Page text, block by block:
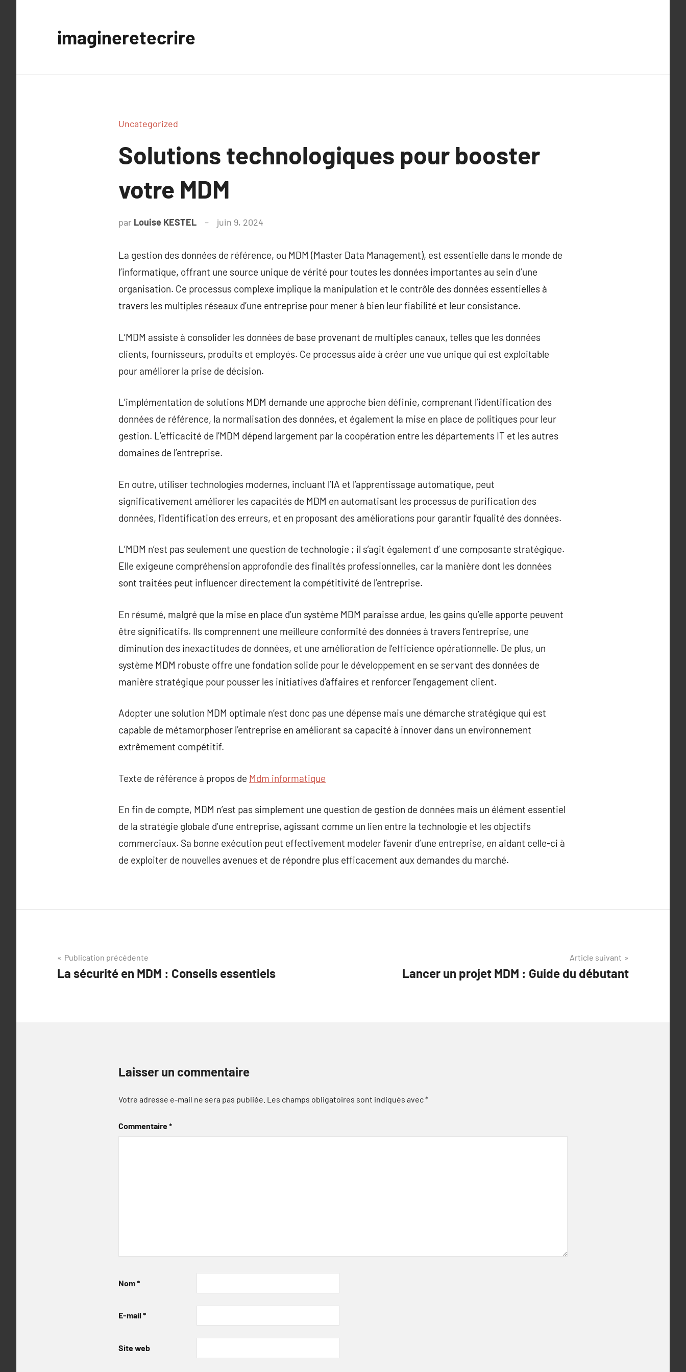
imagineretecrire
Uncategorized
Solutions technologiques pour booster
votre MDM
par Louise KESTEL juin 9, 2024
La gestion des données de référence, ou MDM (Master Data Management), est essentielle dans le monde de
l’informatique, offrant une source unique de vérité pour toutes les données importantes au sein d’une
organisation. Ce processus complexe implique la manipulation et le contrôle des données essentielles à
travers les multiples réseaux d’une entreprise pour mener à bien leur fiabilité et leur consistance.
L’MDM assiste à consolider les données de base provenant de multiples canaux, telles que les données
clients, fournisseurs, produits et employés. Ce processus aide à créer une vue unique qui est exploitable
pour améliorer la prise de décision.
L’implémentation de solutions MDM demande une approche bien définie, comprenant l’identification des
données de référence, la normalisation des données, et également la mise en place de politiques pour leur
gestion. L’efficacité de l’MDM dépend largement par la coopération entre les départements IT et les autres
domaines de l’entreprise.
En outre, utiliser technologies modernes, incluant l’IA et l’apprentissage automatique, peut
significativement améliorer les capacités de MDM en automatisant les processus de purification des
données, l’identification des erreurs, et en proposant des améliorations pour garantir l’qualité des données.
L’MDM n’est pas seulement une question de technologie ; il s’agit également d’ une composante stratégique.
Elle exigeune compréhension approfondie des finalités professionnelles, car la manière dont les données
sont traitées peut influencer directement la compétitivité de l’entreprise.
En résumé, malgré que la mise en place d’un système MDM paraisse ardue, les gains qu’elle apporte peuvent
être significatifs. Ils comprennent une meilleure conformité des données à travers l’entreprise, une
diminution des inexactitudes de données, et une amélioration de l’efficience opérationnelle. De plus, un
système MDM robuste offre une fondation solide pour le développement en se servant des données de
manière stratégique pour pousser les initiatives d’affaires et renforcer l’engagement client.
Adopter une solution MDM optimale n’est donc pas une dépense mais une démarche stratégique qui est
capable de métamorphoser l’entreprise en améliorant sa capacité à innover dans un environnement
extrêmement compétitif.
Texte de référence à propos de Mdm informatique
En fin de compte, MDM n’est pas simplement une question de gestion de données mais un élément essentiel
de la stratégie globale d’une entreprise, agissant comme un lien entre la technologie et les objectifs
commerciaux. Sa bonne exécution peut effectivement modeler l’avenir d’une entreprise, en aidant celle-ci à
de exploiter de nouvelles avenues et de répondre plus efficacement aux demandes du marché.
Navigation
de
Publication précédente
La sécurité en MDM : Conseils essentiels
Article suivant
Lancer un projet MDM : Guide du débutant
Laisser un commentaire
Votre adresse e-mail ne sera pas publiée. Les champs obligatoires sont indiqués avec*
Commentaire*
Nom*
E-mail *
Site web